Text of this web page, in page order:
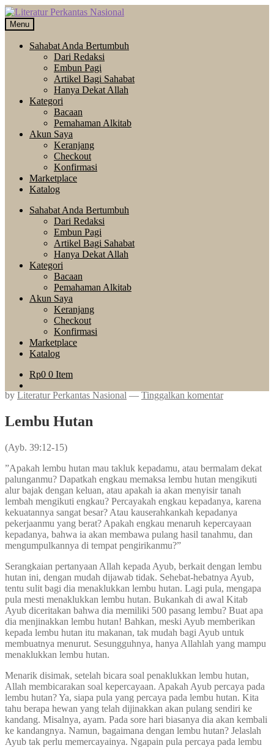
Skip
to
navigation
Langsung
ke
isi
Menu
Sahabat Anda Bertumbuh
Dari Redaksi
Embun Pagi
Artikel Bagi Sahabat
Hanya Dekat Allah
Kategori
Bacaan
Pemahaman Alkitab
Akun Saya
Keranjang
Checkout
Konfirmasi
Marketplace
Katalog
Sahabat Anda Bertumbuh
Dari Redaksi
Embun Pagi
Artikel Bagi Sahabat
Hanya Dekat Allah
Kategori
Bacaan
Pemahaman Alkitab
Akun Saya
Keranjang
Checkout
Konfirmasi
Marketplace
Katalog
Rp0 0 Item
by Literatur Perkantas Nasional — Tinggalkan komentar
Lembu Hutan
(Ayb. 39:12-15)
”Apakah lembu hutan mau takluk kepadamu, atau bermalam dekat
palunganmu? Dapatkah engkau memaksa lembu hutan mengikuti
alur bajak dengan keluan, atau apakah ia akan menyisir tanah
lembah mengikuti engkau? Percayakah engkau kepadanya, karena
kekuatannya sangat besar? Atau kauserahkankah kepadanya
pekerjaanmu yang berat? Apakah engkau menaruh kepercayaan
kepadanya, bahwa ia akan membawa pulang hasil tanahmu, dan
mengumpulkannya di tempat pengirikanmu?”
Serangkaian pertanyaan Allah kepada Ayub, berkait dengan lembu
hutan ini, dengan mudah dijawab tidak. Sehebat-hebatnya Ayub,
tentu sulit bagi dia menaklukkan lembu hutan. Lagi pula, mengapa
pula mesti menaklukkan lembu hutan. Bukankah di awal Kitab
Ayub diceritakan bahwa dia memiliki 500 pasang lembu? Buat apa
dia menjinakkan lembu hutan! Bahkan, meski Ayub memberikan
kepada lembu hutan itu makanan, tak mudah bagi Ayub untuk
membuatnya menurut. Sesungguhnya, hanya Allahlah yang mampu
menaklukkan lembu hutan.
Menarik disimak, setelah bicara soal penaklukkan lembu hutan,
Allah membicarakan soal kepercayaan. Apakah Ayub percaya pada
lembu hutan? Ya, siapa pula yang percaya pada lembu hutan. Kita
tahu berapa hewan yang telah dijinakkan akan pulang sendiri ke
kandang. Misalnya, ayam. Pada sore hari biasanya dia akan kembali
ke kandangnya. Namun, bagaimana dengan lembu hutan? Jelaslah
Ayub tak perlu memercayainya. Ngapain pula percaya pada lembu